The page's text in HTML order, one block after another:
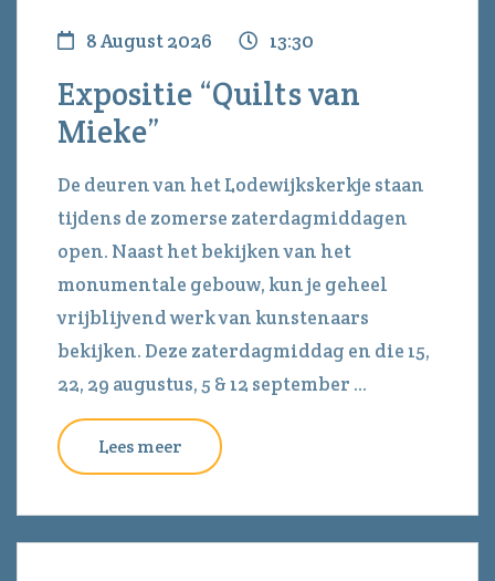
8 August 2026 13:30
Expositie “Quilts van
Mieke”
De deuren van het Lodewijkskerkje staan
tijdens de zomerse zaterdagmiddagen
open. Naast het bekijken van het
monumentale gebouw, kun je geheel
vrijblijvend werk van kunstenaars
bekijken. Deze zaterdagmiddag en die 15,
22, 29 augustus, 5 & 12 september ...
Lees meer